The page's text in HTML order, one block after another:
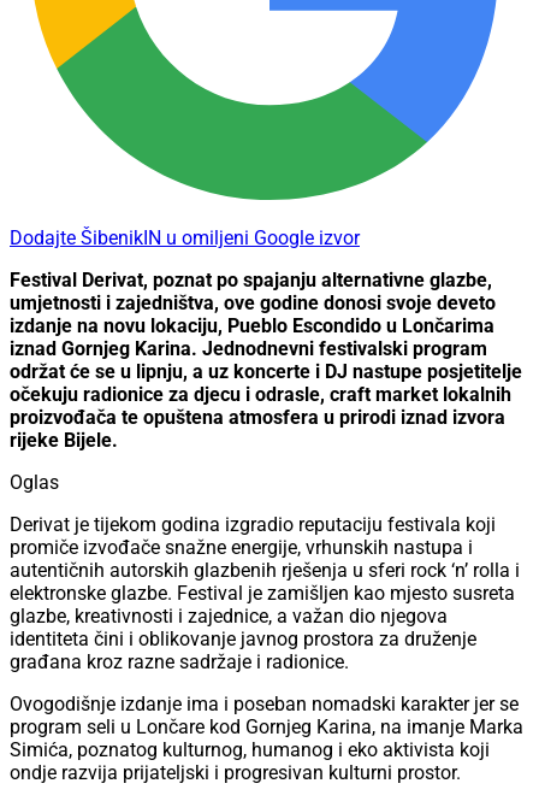
Dodajte ŠibenikIN u omiljeni Google izvor
Festival Derivat, poznat po spajanju alternativne glazbe,
umjetnosti i zajedništva, ove godine donosi svoje deveto
izdanje na novu lokaciju, Pueblo Escondido u Lončarima
iznad Gornjeg Karina. Jednodnevni festivalski program
održat će se u lipnju, a uz koncerte i DJ nastupe posjetitelje
očekuju radionice za djecu i odrasle, craft market lokalnih
proizvođača te opuštena atmosfera u prirodi iznad izvora
rijeke Bijele.
Oglas
Derivat je tijekom godina izgradio reputaciju festivala koji
promiče izvođače snažne energije, vrhunskih nastupa i
autentičnih autorskih glazbenih rješenja u sferi rock ‘n’ rolla i
elektronske glazbe. Festival je zamišljen kao mjesto susreta
glazbe, kreativnosti i zajednice, a važan dio njegova
identiteta čini i oblikovanje javnog prostora za druženje
građana kroz razne sadržaje i radionice.
Ovogodišnje izdanje ima i poseban nomadski karakter jer se
program seli u Lončare kod Gornjeg Karina, na imanje Marka
Simića, poznatog kulturnog, humanog i eko aktivista koji
ondje razvija prijateljski i progresivan kulturni prostor.